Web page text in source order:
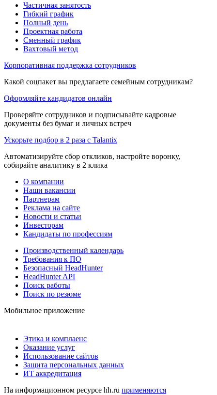
Частичная занятость
Гибкий график
Полный день
Проектная работа
Сменный график
Вахтовый метод
Корпоративная поддержка сотрудников
Какой соцпакет вы предлагаете семейным сотрудникам?
Оформляйте кандидатов онлайн
Проверяйте сотрудников и подписывайте кадровые
документы без бумаг и личных встреч
Ускорьте подбор в 2 раза с Talantix
Автоматизируйте сбор откликов, настройте воронку,
собирайте аналитику в 2 клика
О компании
Наши вакансии
Партнерам
Реклама на сайте
Новости и статьи
Инвесторам
Кандидаты по профессиям
Производственный календарь
Требования к ПО
Безопасный HeadHunter
HeadHunter API
Поиск работы
Поиск по резюме
Мобильное приложение
Этика и комплаенс
Оказание услуг
Использование сайтов
Защита персональных данных
ИТ аккредитация
На информационном ресурсе hh.ru применяются